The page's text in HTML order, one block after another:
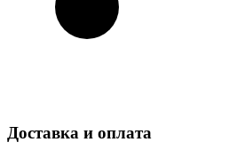
Доставка и оплата